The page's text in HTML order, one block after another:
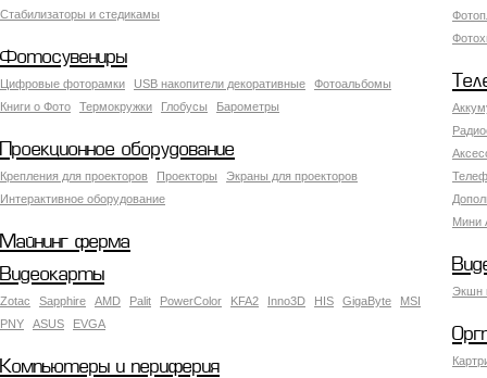
Стабилизаторы и стедикамы
Фотосувениры
Цифровые фоторамки USB накопители декоративные
Фотоальбомы
Книги о Фото
Термокружки Глобусы Барометры
Мини
Проекционное оборудование
Крепления для проекторов Проекторы
Экраны для проекторов
Интерактивное оборудование
Майнинг ферма
Экшн
Видеокарты
Zotac Sapphire AMD Palit PowerColor KFA2 Inno3D HIS GigaByte
MSI
PNY
ASUS EVGA
Компьютеры и периферия